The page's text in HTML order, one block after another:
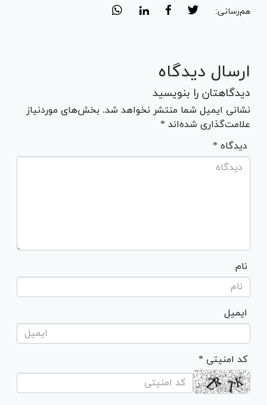
هم‌رسانی:
ارسال دیدگاه
دیدگاهتان را بنویسید
نشانی ایمیل شما منتشر نخواهد شد. بخش‌های موردنیاز
علامت‌گذاری شده‌اند *
* دیدگاه
نام
ایمیل
* کد امنیتی